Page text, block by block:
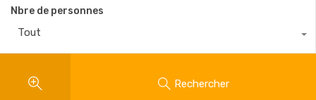
Nbre de personnes
Tout
Rechercher